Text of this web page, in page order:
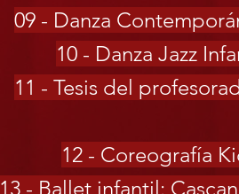
09 - Danza
10 - Danza Jazz
11 - Tesis del
12 - Coreografía
13 - Ballet infantil: